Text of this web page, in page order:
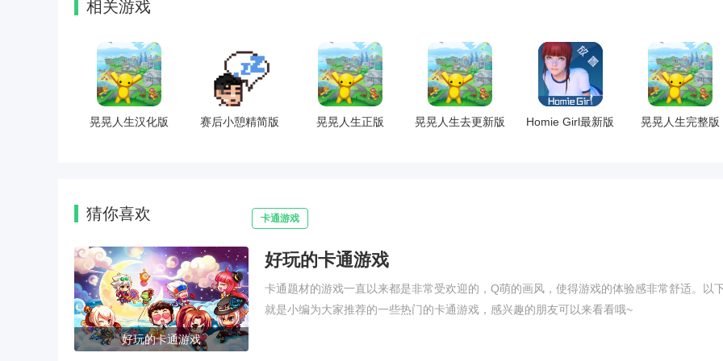
相关游戏
晃晃人生汉化版 赛后小憩精简版 晃晃人生正版 晃晃人生去更新版 Homie Girl最新版 晃晃人生完整版
猜你喜欢 卡通游戏
好玩的卡通游戏
好玩的卡通游戏
卡通题材的游戏一直以来都是非常受欢迎的，Q萌的画风，使得游戏的体验感非常舒适。以
就是小编为大家推荐的一些热门的卡通游戏，感兴趣的朋友可以来看看哦~